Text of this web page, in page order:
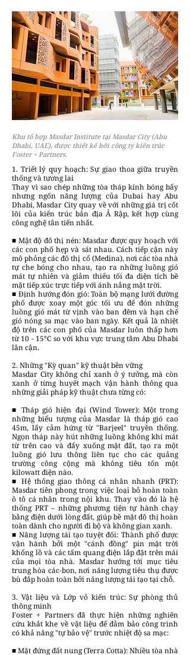
Khu tổ hợp Masdar Institute tại Masdar City (Abu
Dhabi, UAE), được thiết kế bởi công ty kiến trúc
Foster + Partners.
1. Triết lý quy hoạch: Sự giao thoa giữa truyền
thống và tương lai
Thay vì sao chép những tòa tháp kính bóng bẩy
nhưng ngốn năng lượng của Dubai hay Abu
Dhabi, Masdar City quay về với những giá trị cốt
lõi của kiến trúc bản địa Ả Rập, kết hợp cùng
công nghệ tân tiến nhất.
■ Mật độ đô thị nén: Masdar được quy hoạch với
các con phố hẹp và sát nhau. Cách tiếp cận này
mô phỏng các đô thị cổ (Medina), nơi các tòa nhà
tự che bóng cho nhau, tạo ra những luồng gió
mát tự nhiên và giảm thiểu tối đa diện tích bề
mặt tiếp xúc trực tiếp với ánh nắng mặt trời.
■ Định hướng đón gió: Toàn bộ mạng lưới đường
phố được xoay một góc tối ưu để đón những
luồng gió mát từ vịnh vào ban đêm và hạn chế
gió nóng sa mạc vào ban ngày. Kết quả là nhiệt
độ trên các con phố của Masdar luôn thấp hơn
từ 10 - 15°C so với khu vực trung tâm Abu Dhabi
lân cận.
2. Những "Kỳ quan" kỹ thuật bền vững
Masdar City không chỉ xanh ở ý tưởng, mà còn
xanh ở từng huyết mạch vận hành thông qua
những giải pháp kỹ thuật chưa từng có:
■ Tháp gió hiện đại (Wind Tower): Một trong
những biểu tượng của Masdar là tháp gió cao
45m, lấy cảm hứng từ "Barjeel" truyền thống.
Ngọn tháp này hút những luồng không khí mát
từ trên cao và đẩy xuống mặt đất, tạo ra một
luồng gió lưu thông liên tục cho các quảng
trường công cộng mà không tiêu tốn một
kilowatt điện nào.
■ Hệ thống giao thông cá nhân nhanh (PRT):
Masdar tiên phong trong việc loại bỏ hoàn toàn
ô tô cá nhân trong nội khu. Thay vào đó là hệ
thống PRT – những phương tiện tự hành chạy
bằng điện dưới lòng đất, giúp bề mặt đô thị hoàn
toàn dành cho người đi bộ và không gian xanh.
■ Năng lượng tái tạo tuyệt đối: Thành phố được
vận hành bởi một "cánh đồng" pin mặt trời
khổng lồ và các tấm quang điện lắp đặt trên mái
của mọi tòa nhà. Masdar hướng tới mục tiêu
trung hòa các-bon, nơi năng lượng tiêu thụ được
bù đắp hoàn toàn bởi năng lượng tái tạo tại chỗ.
3. Vật liệu và Lớp vỏ kiến trúc: Sự phòng thủ
thông minh
Foster + Partners đã thực hiện những nghiên
cứu khắt khe về vật liệu để đảm bảo công trình
có khả năng "tự bảo vệ" trước nhiệt độ sa mạc:
■ Mặt đứng đất nung (Terra Cotta): Nhiều tòa nhà